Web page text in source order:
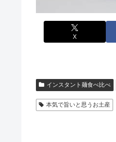
X
インスタント麺食べ比べ
本気で旨いと思うお土産